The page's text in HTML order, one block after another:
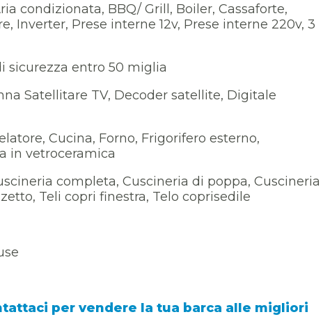
condizionata, BBQ/ Grill, Boiler, Cassaforte,
Inverter, Prese interne 12v, Prese interne 220v, 3
sicurezza entro 50 miglia
Satellitare TV, Decoder satellite, Digitale
Cucina, Forno, Frigorifero esterno,
in vetroceramica
completa, Cuscineria di poppa, Cuscineria
Teli copri finestra, Telo coprisedile
per vendere la tua barca alle migliori